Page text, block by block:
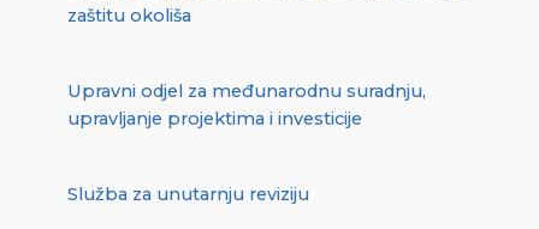
zaštitu okoliša
Upravni odjel za međunarodnu suradnju,
upravljanje projektima i investicije
Služba za unutarnju reviziju